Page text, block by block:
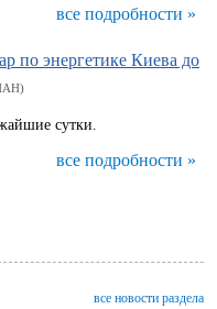
все подробности »
по энергетике Киева до
сутки.
все подробности »
все новости раздела